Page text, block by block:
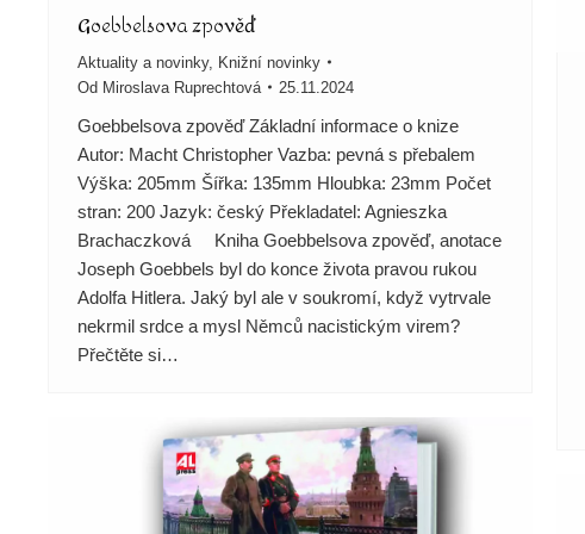
Goebbelsova zpověď
Aktuality a novinky, Knižní novinky
Od Miroslava Ruprechtová 25.11.2024
Goebbelsova zpověď Základní informace o knize
Autor: Macht Christopher Vazba: pevná s přebalem
Výška: 205mm Šířka: 135mm Hloubka: 23mm Počet
stran: 200 Jazyk: český Překladatel: Agnieszka
Brachaczková Kniha Goebbelsova zpověď, anotace
Joseph Goebbels byl do konce života pravou rukou
Adolfa Hitlera. Jaký byl ale v soukromí, když vytrvale
nekrmil srdce a mysl Němců nacistickým virem?
Přečtěte si…